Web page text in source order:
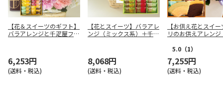
【花＆スイーツのギフト】
バラアレンジと千疋屋フル
6,253円
(送料・税込)
【花とスイーツ】バラアレ
ンジ（ミックス系）＋千疋
8,068円
(送料・税込)
【お供え花とスイ
リのお供えアレン
クーヘン
5.0 （1）
7,255円
(送料・税込)